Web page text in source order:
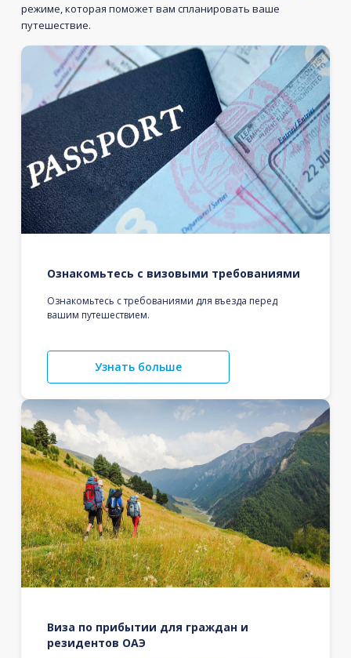
режиме, которая поможет вам спланировать ваше
путешествие.
Ознакомьтесь с визовыми требованиями
Ознакомьтесь с требованиями для въезда перед
вашим путешествием.
Узнать больше
Виза по прибытии для граждан и
резидентов ОАЭ